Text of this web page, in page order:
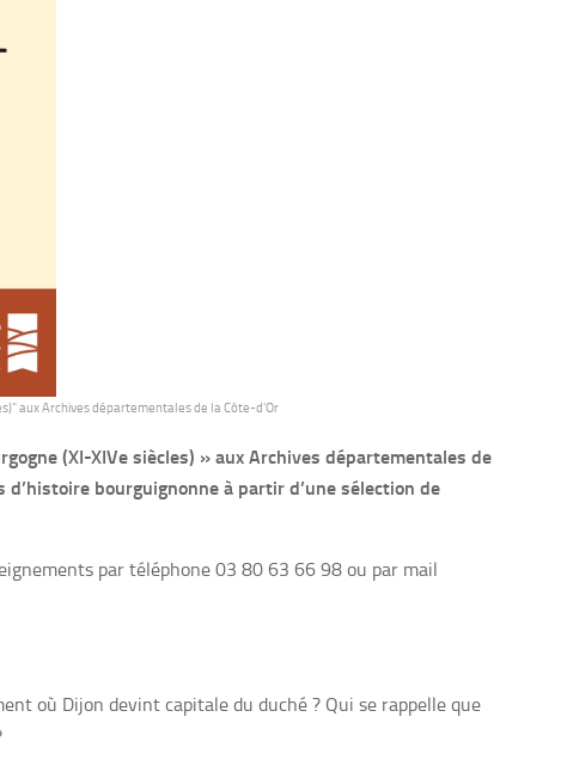
aux Archives départementales de la Côte-d'Or
(XI-XIVe siècles) » aux Archives départementales de
d’histoire bourguignonne à partir d’une sélection de
par téléphone 03 80 63 66 98 ou par mail
où Dijon devint capitale du duché ? Qui se rappelle que